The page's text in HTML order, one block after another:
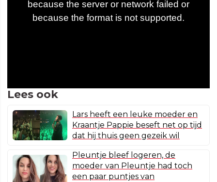
Lees ook
Lars heeft een leuke moeder en
Kraantje Pappie beseft net op tijd
dat hij thuis geen gezeik wil
Pleuntje bleef logeren, de
moeder van Pleuntje had toch
een paar puntjes van